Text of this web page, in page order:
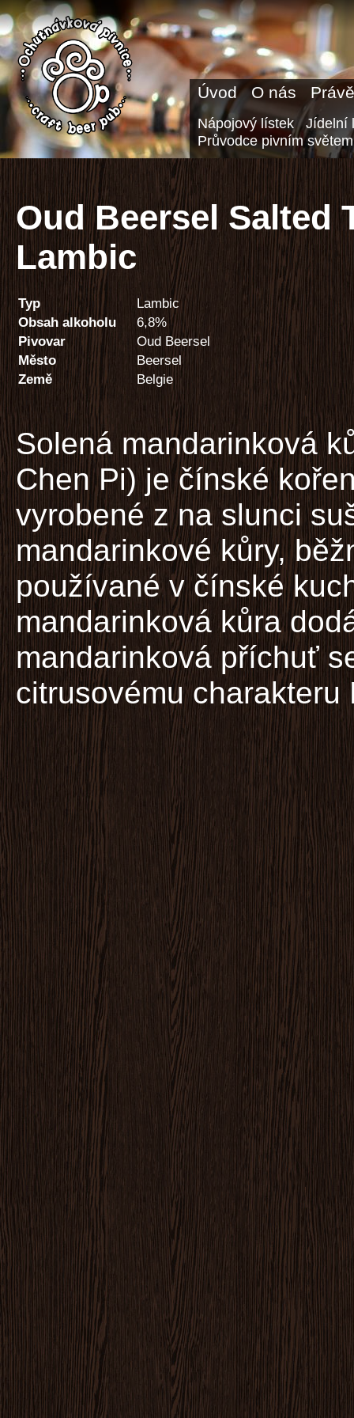
Úvod O nás
Nápojový lístek
Jídelní
Průvodce pivním světem
Oud Beersel Salted
Lambic
Typ
Lambic
Obsah alkoholu
6,8%
Pivovar
Oud Beersel
Město
Beersel
Země
Belgie
Solená mandarinková
Chen Pi) je čínské
vyrobené z na slunci
mandarinkové kůry,
používané v čínské
mandarinková kůra
mandarinková příchuť
citrusovému charakteru